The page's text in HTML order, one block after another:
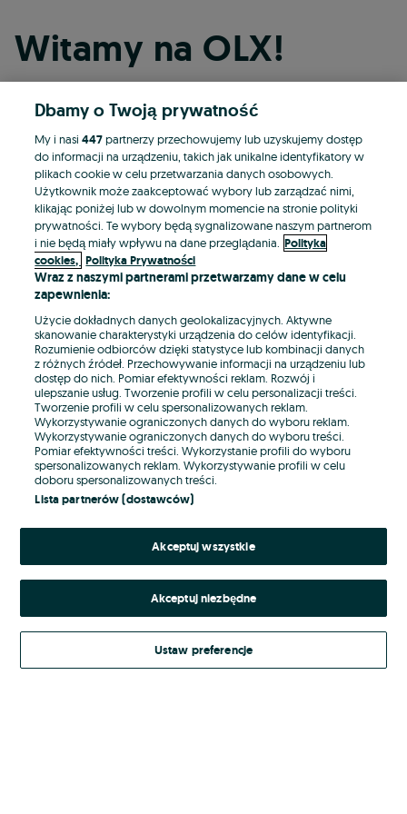
Witamy na OLX!
Kontynuuj przez Facebooka
Kontynuuj przez konto Apple
Kontynuuj przez konto Google
LUB
E-mail
Hasło
Nie pamiętasz hasła?
Zaloguj się
Kontynuując za pośrednictwem jednego z dostawców wskazanych powyżej,
Regulamin serwisuOLX.pl w jego aktualnym brzmieniu.
Dbamy o Twoją prywatność
My i nasi447partnerzy przechowujemy lub uzyskujemy dostęp
do informacji na urządzeniu, takich jak unikalne identyfikatory w
plikach cookie w celu przetwarzania danych osobowych.
Użytkownik może zaakceptować wybory lub zarządzać nimi,
klikając poniżej lub w dowolnym momencie na stronie polityki
prywatności. Te wybory będą sygnalizowane naszym partnerom
i nie będą miały wpływu na dane przeglądania. Polityka
cookies, Polityka Prywatności
Wraz z naszymi partnerami przetwarzamy dane w celu
zapewnienia:
Użycie dokładnych danych geolokalizacyjnych. Aktywne
skanowanie charakterystyki urządzenia do celów identyfikacji.
Rozumienie odbiorców dzięki statystyce lub kombinacji danych
z różnych źródeł. Przechowywanie informacji na urządzeniu lub
dostęp do nich. Pomiar efektywności reklam. Rozwój i
ulepszanie usług. Tworzenie profili w celu personalizacji treści.
Tworzenie profili w celu spersonalizowanych reklam.
Wykorzystywanie ograniczonych danych do wyboru reklam.
Wykorzystywanie ograniczonych danych do wyboru treści.
Pomiar efektywności treści. Wykorzystanie profili do wyboru
spersonalizowanych reklam. Wykorzystywanie profili w celu
doboru spersonalizowanych treści.
Lista partnerów (dostawców)
Akceptuj wszystkie
Akceptuj niezbędne
Ustaw preferencje